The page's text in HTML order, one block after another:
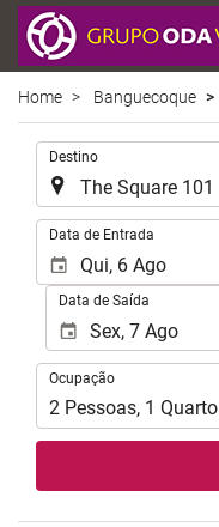
Home Banguecoque
Destino
Data de Entrada
Data de Saída
Ocupação
Ocupação
2 Pessoas, 1 Quarto